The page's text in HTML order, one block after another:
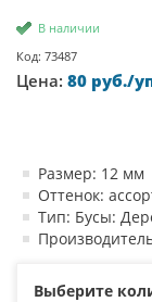
В наличии
Код: 73487
Цена: 80 руб./
Размер: 12 мм
Оттенок:
Тип: Бусы:
Выберите